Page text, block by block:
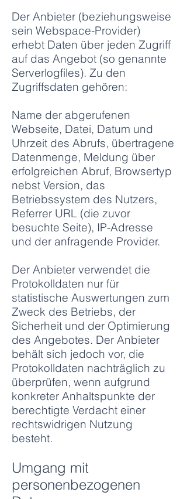
Der Anbieter (beziehungsweise
sein Webspace-Provider)
erhebt Daten über jeden Zugriff
auf das Angebot (so genannte
Serverlogfiles). Zu den
Zugriffsdaten gehören:
Name der abgerufenen
Webseite, Datei, Datum und
Uhrzeit des Abrufs, übertragene
Datenmenge, Meldung über
erfolgreichen Abruf, Browsertyp
nebst Version, das
Betriebssystem des Nutzers,
Referrer URL (die zuvor
besuchte Seite), IP-Adresse
und der anfragende Provider.
Der Anbieter verwendet die
Protokolldaten nur für
statistische Auswertungen zum
Zweck des Betriebs, der
Sicherheit und der Optimierung
des Angebotes. Der Anbieter
behält sich jedoch vor, die
Protokolldaten nachträglich zu
überprüfen, wenn aufgrund
konkreter Anhaltspunkte der
berechtigte Verdacht einer
rechtswidrigen Nutzung
besteht.
Umgang mit
personenbezogenen